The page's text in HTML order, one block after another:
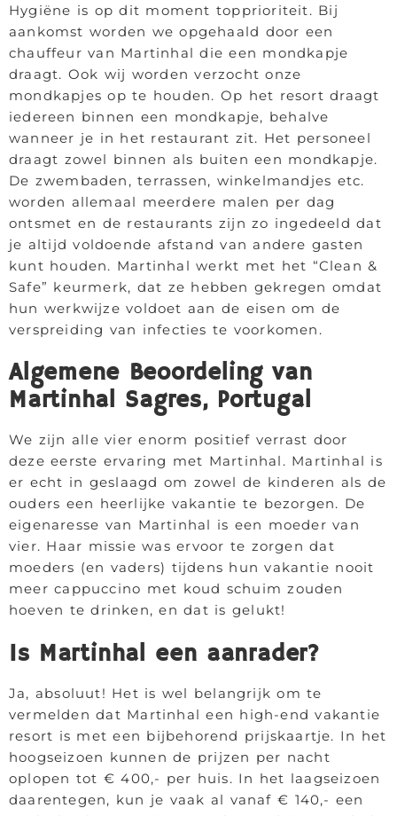
Hygiëne is op dit moment topprioriteit. Bij
aankomst worden we opgehaald door een
chauffeur van Martinhal die een mondkapje
draagt. Ook wij worden verzocht onze
mondkapjes op te houden. Op het resort draagt
iedereen binnen een mondkapje, behalve
wanneer je in het restaurant zit. Het personeel
draagt zowel binnen als buiten een mondkapje.
De zwembaden, terrassen, winkelmandjes etc.
worden allemaal meerdere malen per dag
ontsmet en de restaurants zijn zo ingedeeld dat
je altijd voldoende afstand van andere gasten
kunt houden. Martinhal werkt met het “Clean &
Safe” keurmerk, dat ze hebben gekregen omdat
hun werkwijze voldoet aan de eisen om de
verspreiding van infecties te voorkomen.
Algemene Beoordeling van
Martinhal Sagres, Portugal
We zijn alle vier enorm positief verrast door
deze eerste ervaring met Martinhal. Martinhal is
er echt in geslaagd om zowel de kinderen als de
ouders een heerlijke vakantie te bezorgen. De
eigenaresse van Martinhal is een moeder van
vier. Haar missie was ervoor te zorgen dat
moeders (en vaders) tijdens hun vakantie nooit
meer cappuccino met koud schuim zouden
hoeven te drinken, en dat is gelukt!
Is Martinhal een aanrader?
Ja, absoluut! Het is wel belangrijk om te
vermelden dat Martinhal een high-end vakantie
resort is met een bijbehorend prijskaartje. In het
hoogseizoen kunnen de prijzen per nacht
oplopen tot € 400,- per huis. In het laagseizoen
daarentegen, kun je vaak al vanaf € 140,- een